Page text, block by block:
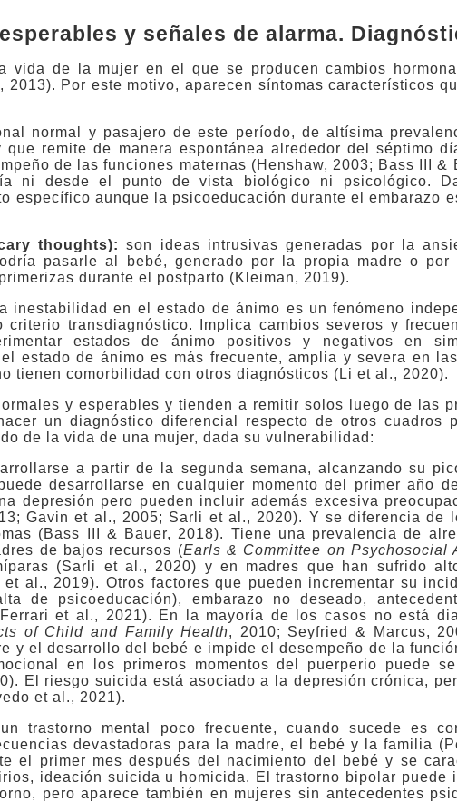
y señales de alarma.
vida de la mujer en el que se producen cambios
2013). Por este motivo, aparecen síntomas característicos
normal y pasajero de este período, de altísima
remite de manera espontánea alrededor del séptimo
de las funciones maternas (Henshaw, 2003; Bass III &
ni desde el punto de vista biológico ni psicológico.
específico aunque la psicoeducación durante el embarazo
thoughts):son ideas intrusivas generadas por la
pasarle al bebé, generado por la propia madre o por
durante el postparto (Kleiman, 2019).
inestabilidad en el estado de ánimo es un fenómeno
criterio transdiagnóstico. Implica cambios severos y
estados de ánimo positivos y negativos en
estado de ánimo es más frecuente, amplia y severa en
tienen comorbilidad con otros diagnósticos (Li et al., 2020).
y esperables y tienden a remitir solos luego de las
un diagnóstico diferencial respecto de otros cuadros
de la vida de una mujer, dada su vulnerabilidad:
a partir de la segunda semana, alcanzando su
desarrollarse en cualquier momento del primer año
depresión pero pueden incluir además excesiva
Gavin et al., 2005; Sarli et al., 2020). Y se diferencia de
(Bass III & Bauer, 2018). Tiene una prevalencia de
de bajos recursos (Earls & Committee on Psychosocial
(Sarli et al., 2020) y en madres que han sufrido
al., 2019). Otros factores que pueden incrementar su
de psicoeducación), embarazo no deseado,
et al., 2021). En la mayoría de los casos no está
of Child and Family Health, 2010; Seyfried & Marcus,
y el desarrollo del bebé e impide el desempeño de la
en los primeros momentos del puerperio puede
El riesgo suicida está asociado a la depresión crónica,
et al., 2021).
trastorno mental poco frecuente, cuando sucede es
devastadoras para la madre, el bebé y la familia
el primer mes después del nacimiento del bebé y se
ideación suicida u homicida. El trastorno bipolar puede
pero aparece también en mujeres sin antecedentes